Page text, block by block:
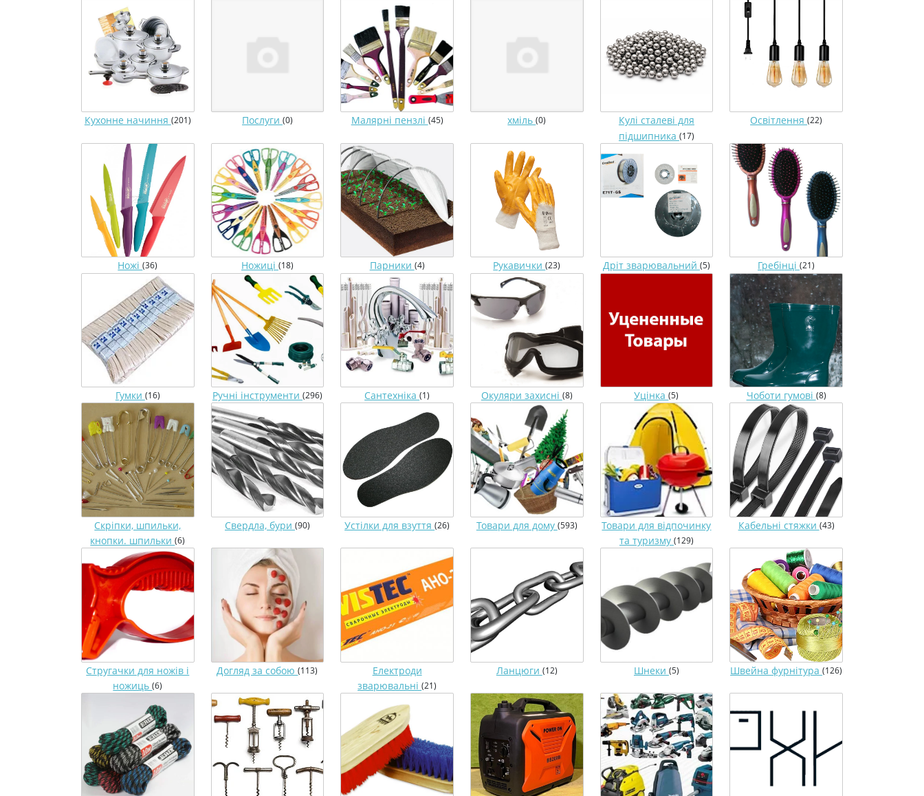
Кухонне начиння (201) Послуги (0) Малярні пензлі (45) хміль(0)
Кулі сталеві для
підшипника (17)
Освітлення(22)
Ножі(36) Ножиці (18) Парники (4) Рукавички(23) Дріт зварювальний (5) Гребінці(21)
Гумки (16) Ручні інструменти (296) Сантехніка(1) Окуляри захисні (8) Уцінка(5) Чоботи гумові (8)
Скріпки, шпильки,
кнопки. шпильки(6)
Свердла, бури (90) Устілки для взуття(26) Товари для дому (593)
Товари для відпочинку
та туризму (129)
Кабельні стяжки (43)
Стругачки для ножів і
ножиць(6)
Догляд за собою(113)
Електроди
зварювальні(21)
Ланцюги (12) Шнеки (5) Швейна фурнітура(126)